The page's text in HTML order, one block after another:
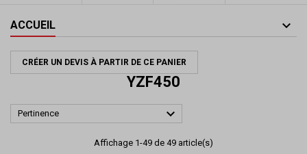
ACCUEIL
CRÉER UN DEVIS À PARTIR DE CE PANIER
YZF450
Pertinence 
Affichage 1-49 de 49 article(s)